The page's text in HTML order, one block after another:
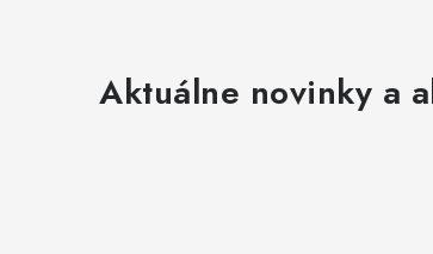
p
Aktuálne novinky a